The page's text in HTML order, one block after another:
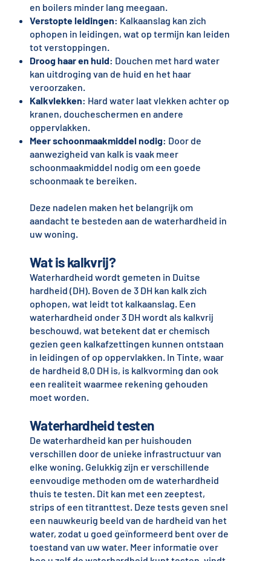
en boilers minder lang meegaan.
Verstopte leidingen: Kalkaanslag kan zich
ophopen in leidingen, wat op termijn kan leiden
tot verstoppingen.
Droog haar en huid: Douchen met hard water
kan uitdroging van de huid en het haar
veroorzaken.
Kalkvlekken: Hard water laat vlekken achter op
kranen, doucheschermen en andere
oppervlakken.
Meer schoonmaakmiddel nodig: Door de
aanwezigheid van kalk is vaak meer
schoonmaakmiddel nodig om een goede
schoonmaak te bereiken.
Deze nadelen maken het belangrijk om
aandacht te besteden aan de waterhardheid in
uw woning.
Wat is kalkvrij?
Waterhardheid wordt gemeten in Duitse
hardheid (DH). Boven de 3 DH kan kalk zich
ophopen, wat leidt tot kalkaanslag. Een
waterhardheid onder 3 DH wordt als kalkvrij
beschouwd, wat betekent dat er chemisch
gezien geen kalkafzettingen kunnen ontstaan
in leidingen of op oppervlakken. In Tinte, waar
de hardheid 8,0 DH is, is kalkvorming dan ook
een realiteit waarmee rekening gehouden
moet worden.
Waterhardheid testen
De waterhardheid kan per huishouden
verschillen door de unieke infrastructuur van
elke woning. Gelukkig zijn er verschillende
eenvoudige methoden om de waterhardheid
thuis te testen. Dit kan met een zeeptest,
strips of een titranttest. Deze tests geven snel
een nauwkeurig beeld van de hardheid van het
water, zodat u goed geïnformeerd bent over de
toestand van uw water. Meer informatie over